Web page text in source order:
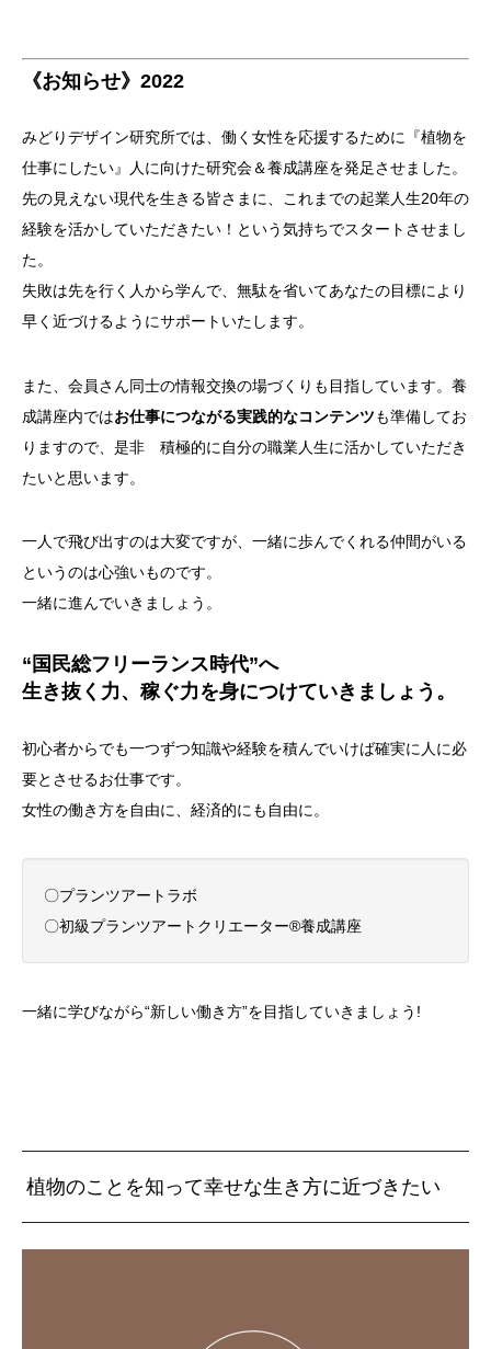
《お知らせ》2022
みどりデザイン研究所では、働く女性を応援するために『植物を
仕事にしたい』人に向けた研究会＆養成講座を発足させました。
先の見えない現代を生きる皆さまに、これまでの起業人生20年の
経験を活かしていただきたい！という気持ちでスタートさせまし
た。
失敗は先を行く人から学んで、無駄を省いてあなたの目標により
早く近づけるようにサポートいたします。
また、会員さん同士の情報交換の場づくりも目指しています。養
成講座内ではお仕事につながる実践的なコンテンツも準備してお
りますので、是非 積極的に自分の職業人生に活かしていただき
たいと思います。
一人で飛び出すのは大変ですが、一緒に歩んでくれる仲間がいる
というのは心強いものです。
一緒に進んでいきましょう。
“国民総フリーランス時代”へ
生き抜く力、稼ぐ力を身につけていきましょう。
初心者からでも一つずつ知識や経験を積んでいけば確実に人に必
要とさせるお仕事です。
女性の働き方を自由に、経済的にも自由に。
〇プランツアートラボ
〇初級プランツアートクリエーター®養成講座
一緒に学びながら“新しい働き方”を目指していきましょう!
植物のことを知って幸せな生き方に近づきたい